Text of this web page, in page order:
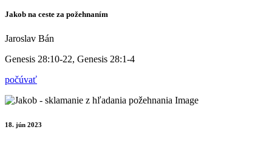
Jakob na ceste za požehnaním
Jaroslav Bán
Genesis 28:10-22, Genesis 28:1-4
počúvať
18. jún 2023